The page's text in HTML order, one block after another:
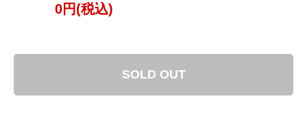
0円(税込)
SOLD OUT